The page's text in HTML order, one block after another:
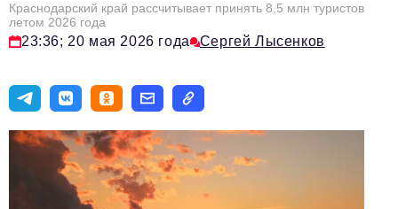
Туризм
Импортозамещение
Эксперты
Авторские материалы
Краснодарский край рассчитывает принять 8,5 млн туристов
летом 2026 года
23:36; 20 мая 2026 года Сергей Лысенков